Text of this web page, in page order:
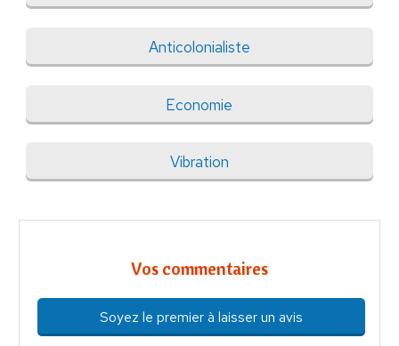
Anticolonialiste
Economie
Vibration
Vos commentaires
Soyez le premier à laisser un avis